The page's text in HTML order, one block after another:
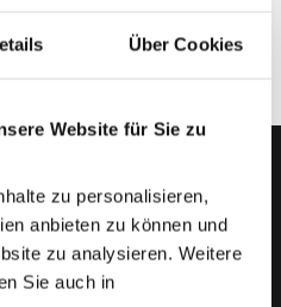
Über Cookies
Website für Sie zu
zu personalisieren,
anbieten zu können und
zu analysieren. Weitere
Sie auch in
Validatis GmbH